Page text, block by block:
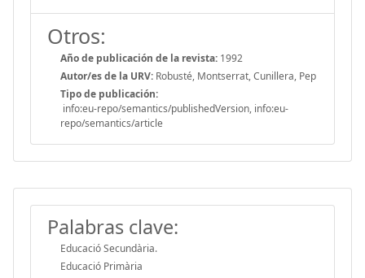
Otros:
Año de publicación de la revista: 1992
Autor/es de la URV: Robusté, Montserrat, Cunillera, Pep
Tipo de publicación:
info:eu-repo/semantics/publishedVersion, info:eu-
repo/semantics/article
Palabras clave:
Educació Secundària.
Educació Primària